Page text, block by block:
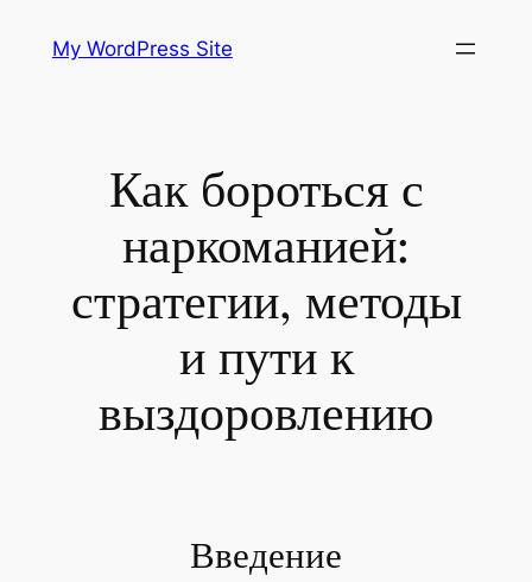
My WordPress Site
Как бороться с
наркоманией:
стратегии, методы
и пути к
выздоровлению
Введение